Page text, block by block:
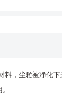
料，尘粒被净化